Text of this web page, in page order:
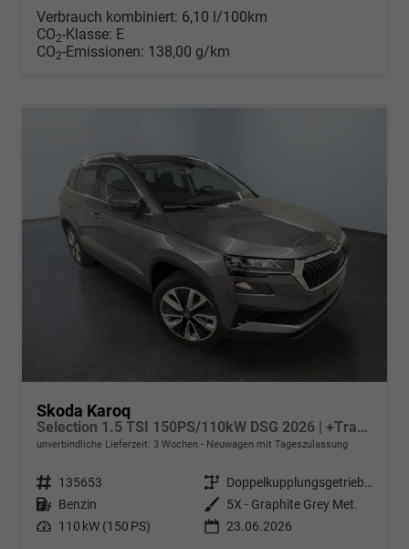
Verbrauch kombiniert: 6,10 l/100km
CO2-Klasse: E
CO2-Emissionen: 138,00 g/km
Skoda Karoq
Selection 1.5 TSI 150PS/110kW DSG 2026 | +TravelAssist +RFK & Parksensoren +Var. Gepäckraumboden
unverbindliche Lieferzeit: 3 Wochen Neuwagen mit Tageszulassung
Fahrzeugnr. 135653 Getriebe
Doppelkupplungsgetriebe (DSG)
Kraftstoff Benzin Außenfarbe 5X - Graphite Grey Met.
Leistung 110 kW (150 PS) 23.06.2026